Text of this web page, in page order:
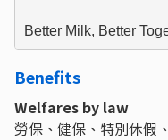
Better Milk, Better
Benefits
Welfares by law
勞保、健保、特別休假